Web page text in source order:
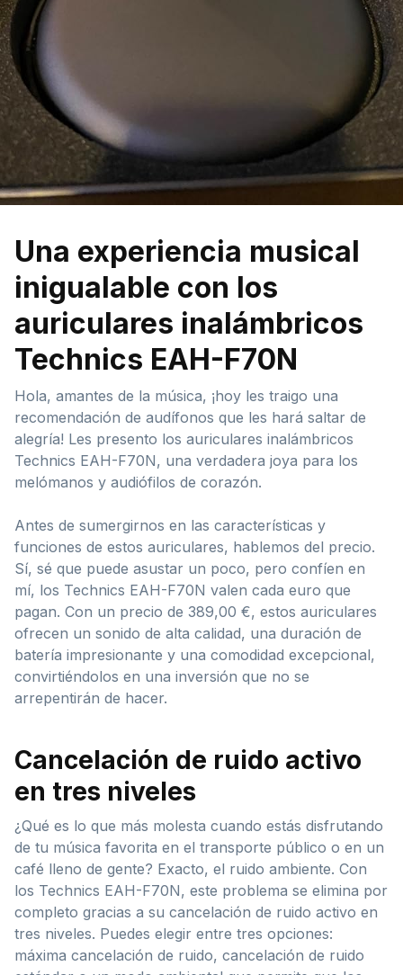
Una experiencia musical
inigualable con los
auriculares inalámbricos
Technics EAH-F70N
Hola, amantes de la música, ¡hoy les traigo una
recomendación de audífonos que les hará saltar de
alegría! Les presento los auriculares inalámbricos
Technics EAH-F70N, una verdadera joya para los
melómanos y audiófilos de corazón.
Antes de sumergirnos en las características y
funciones de estos auriculares, hablemos del precio.
Sí, sé que puede asustar un poco, pero confíen en
mí, los Technics EAH-F70N valen cada euro que
pagan. Con un precio de 389,00 €, estos auriculares
ofrecen un sonido de alta calidad, una duración de
batería impresionante y una comodidad excepcional,
convirtiéndolos en una inversión que no se
arrepentirán de hacer.
Cancelación de ruido activo
en tres niveles
¿Qué es lo que más molesta cuando estás disfrutando
de tu música favorita en el transporte público o en un
café lleno de gente? Exacto, el ruido ambiente. Con
los Technics EAH-F70N, este problema se elimina por
completo gracias a su cancelación de ruido activo en
tres niveles. Puedes elegir entre tres opciones:
máxima cancelación de ruido, cancelación de ruido